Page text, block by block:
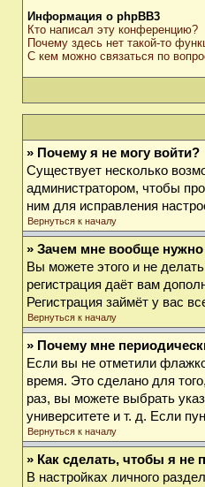
Информация о phpBB3
Кто написал эту конференцию?
Почему здесь нет такой-то
С кем можно связаться по
» Почему я не могу войти?
Существует несколько
администратором, чтобы
ним для исправления
Вернуться к началу
» Зачем мне вообще нужно
Вы можете этого и не
регистрация даёт вам
Регистрация займёт у вас
Вернуться к началу
» Почему мне
Если вы не отметили
время. Это сделано для
раз, вы можете выбрать
университете и т. д. Если
Вернуться к началу
» Как сделать, чтобы я не
В настройках личного